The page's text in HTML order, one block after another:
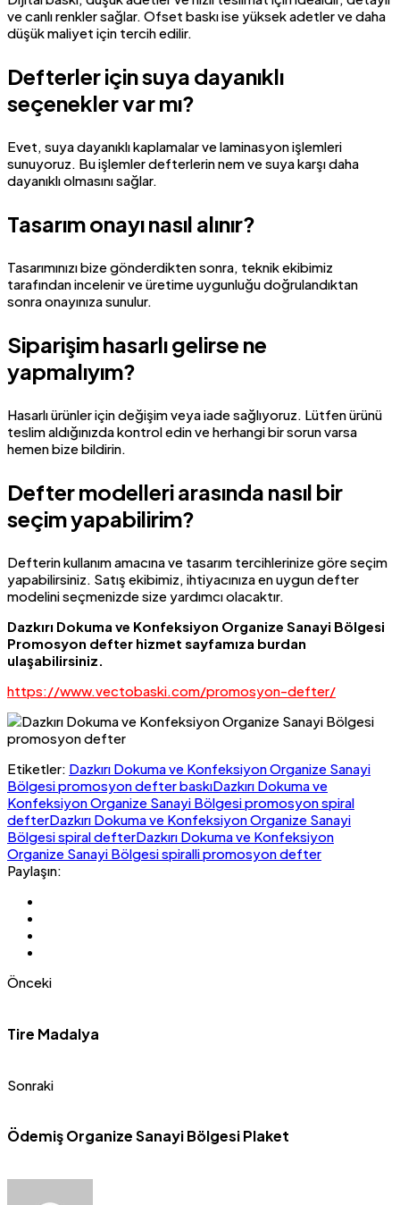
ve canlı renkler sağlar. Ofset baskı ise yüksek adetler ve daha
düşük maliyet için tercih edilir.
Defterler için suya dayanıklı
seçenekler var mı?
Evet, suya dayanıklı kaplamalar ve laminasyon işlemleri
sunuyoruz. Bu işlemler defterlerin nem ve suya karşı daha
dayanıklı olmasını sağlar.
Tasarım onayı nasıl alınır?
Tasarımınızı bize gönderdikten sonra, teknik ekibimiz
tarafından incelenir ve üretime uygunluğu doğrulandıktan
sonra onayınıza sunulur.
Siparişim hasarlı gelirse ne
yapmalıyım?
Hasarlı ürünler için değişim veya iade sağlıyoruz. Lütfen ürünü
teslim aldığınızda kontrol edin ve herhangi bir sorun varsa
hemen bize bildirin.
Defter modelleri arasında nasıl bir
seçim yapabilirim?
Defterin kullanım amacına ve tasarım tercihlerinize göre seçim
yapabilirsiniz. Satış ekibimiz, ihtiyacınıza en uygun defter
modelini seçmenizde size yardımcı olacaktır.
Dazkırı Dokuma ve Konfeksiyon Organize Sanayi Bölgesi
Promosyon defter hizmet sayfamıza burdan
ulaşabilirsiniz.
https://www.vectobaski.com/promosyon-defter/
Etiketler: Dazkırı Dokuma ve Konfeksiyon Organize Sanayi
Bölgesi promosyon defter baskıDazkırı Dokuma ve
Konfeksiyon Organize Sanayi Bölgesi promosyon spiral
defterDazkırı Dokuma ve Konfeksiyon Organize Sanayi
Bölgesi spiral defterDazkırı Dokuma ve Konfeksiyon
Organize Sanayi Bölgesi spiralli promosyon defter
Paylaşın:
Önceki
Tire Madalya
Sonraki
Ödemiş Organize Sanayi Bölgesi Plaket